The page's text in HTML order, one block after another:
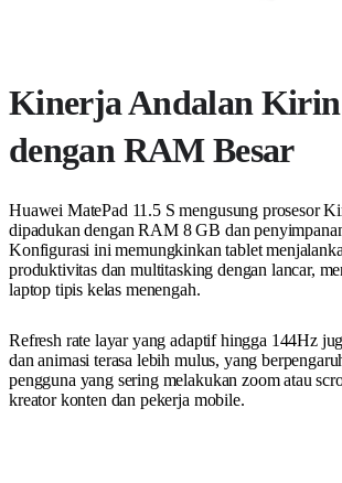
Kinerja Andalan Kirin
dengan RAM Besar
Huawei MatePad 11.5 S mengusung prosesor
dipadukan dengan RAM 8 GB dan
Konfigurasi ini memungkinkan tablet
produktivitas dan multitasking dengan lancar,
laptop tipis kelas menengah.
Refresh rate layar yang adaptif hingga 144Hz
dan animasi terasa lebih mulus, yang
pengguna yang sering melakukan zoom atau
kreator konten dan pekerja mobile.